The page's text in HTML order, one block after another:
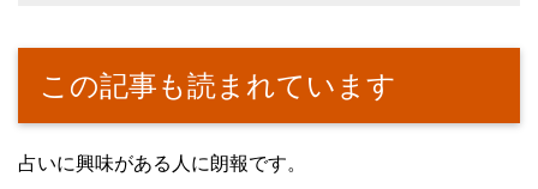
この記事も読まれています
占いに興味がある人に朗報です。